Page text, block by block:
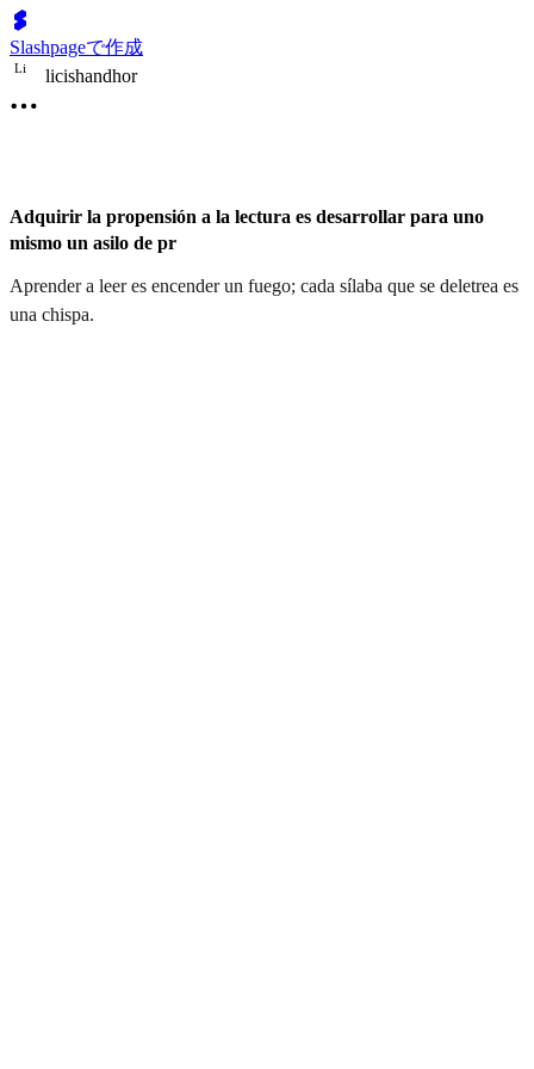
Slashpageで作成
Li licishandhor
Adquirir la propensión a la lectura es desarrollar para uno
mismo un asilo de pr
Aprender a leer es encender un fuego; cada sílaba que se deletrea es
una chispa.